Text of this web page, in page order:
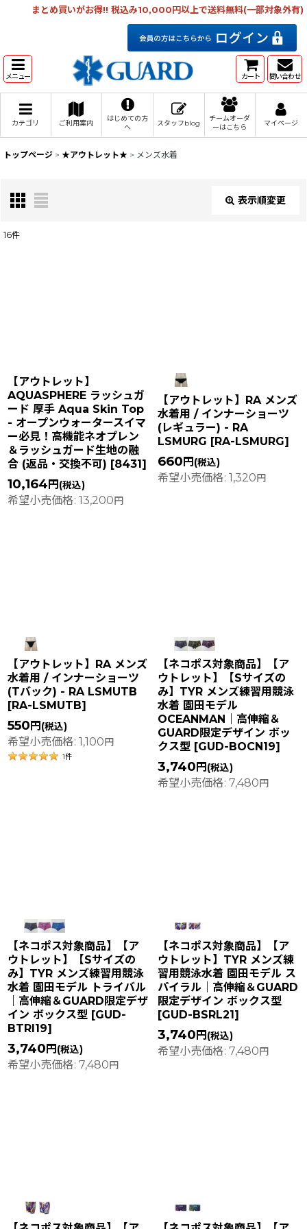
まとめ買いがお得!! 税込み10,000円以上で送料無料(一部対象外有)
メニュー カート 問い合わせ
カテゴリ ご利用案内
はじめての方
へ
スタッフblog
チームオーダ
ーはこちら
マイページ
トップページ > ★アウトレット★ > メンズ水着
表示順変更
16件
【アウトレット】
AQUASPHERE ラッシュガ
ード 厚手 Aqua Skin Top
- オープンウォータースイマ
ー必見！高機能ネオプレン
＆ラッシュガード生地の融
合 (返品・交換不可) [8431 ]
10,164 円 (税込)
希望小売価格: 13,200円
【アウトレット】RA メンズ
水着用 / インナーショーツ
(レギュラー) - RA
LSMURG [RA-LSMURG]
660 円 (税込)
希望小売価格: 1,320円
【アウトレット】RA メンズ
水着用 / インナーショーツ
(Tバック) - RA LSMUTB
[RA-LSMUTB]
550 円 (税込)
希望小売価格: 1,100円
1件
【ネコポス対象商品】【ア
ウトレット】【Sサイズの
み】TYR メンズ練習用競泳
水着 園田モデル
OCEANMAN｜高伸縮＆
GUARD限定デザイン ボッ
クス型 [GUD-BOCN19]
3,740 円 (税込)
希望小売価格: 7,480円
【ネコポス対象商品】【ア
ウトレット】【Sサイズの
み】TYR メンズ練習用競泳
水着 園田モデル トライバル
｜高伸縮＆GUARD限定デザ
イン ボックス型 [GUD-
BTRI19]
3,740 円 (税込)
希望小売価格: 7,480円
【ネコポス対象商品】【ア
ウトレット】TYR メンズ練
習用競泳水着 園田モデル ス
パイラル｜高伸縮＆GUARD
限定デザイン ボックス型
[GUD-BSRL21]
3,740 円 (税込)
希望小売価格: 7,480円